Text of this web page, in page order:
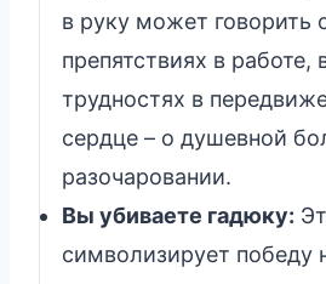
в руку может говорить
препятствиях в работе,
трудностях в
сердце – о душевной
разочаровании.
Вы убиваете гадюку:
символизирует победу